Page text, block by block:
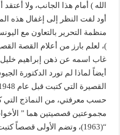
الله ) أمام هذا الجانب، ولا
أود لفت النظر إلى إغفال هذه
منظمة التحرير بالتعاون مع
)، لعلم بارز من أعلام القصة
غاب اسمه عن ذهن إبراهيم خليل
أيضاً لماذا لم تورد الدكتورة
حسب معرفتي، من النماذج التي
مجموعتين قصصيتين هما ”